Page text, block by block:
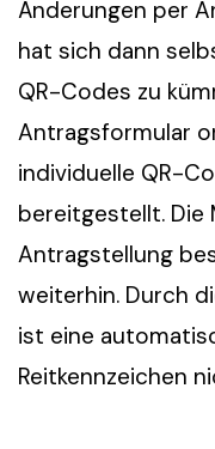
Änderungen per
hat sich dann
QR-Codes zu
Antragsformular
individuelle QR-
bereitgestellt. Die
Antragstellung
weiterhin. Durch
ist eine
Reitkennzeichen